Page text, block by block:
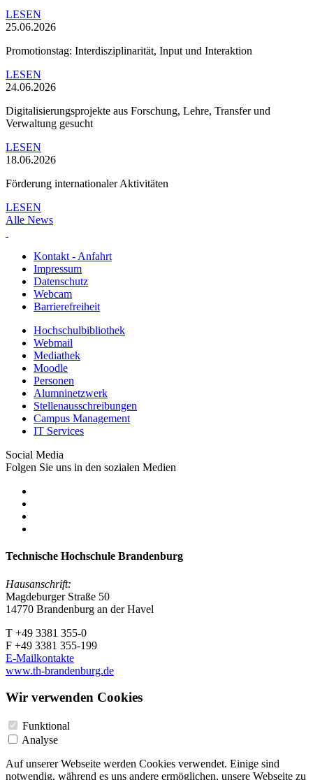
LESEN
25.06.2026
Promotionstag: Interdisziplinarität, Input und Interaktion
LESEN
24.06.2026
Digitalisierungsprojekte aus Forschung, Lehre, Transfer und
Verwaltung gesucht
LESEN
18.06.2026
Förderung internationaler Aktivitäten
LESEN
Alle News
Kontakt - Anfahrt
Impressum
Datenschutz
Webcam
Barrierefreiheit
Hochschulbibliothek
Webmail
Mediathek
Moodle
Personen
Alumninetzwerk
Stellenausschreibungen
Campus Management
IT Services
Social Media
Folgen Sie uns in den sozialen Medien
Technische Hochschule Brandenburg
Hausanschrift:
Magdeburger Straße 50
14770 Brandenburg an der Havel
T +49 3381 355-0
F +49 3381 355-199
E-Mailkontakte
www.th-brandenburg.de
Wir verwenden Cookies
Funktional
Analyse
Auf unserer Webseite werden Cookies verwendet. Einige sind
notwendig, während es uns andere ermöglichen, unsere Webseite zu